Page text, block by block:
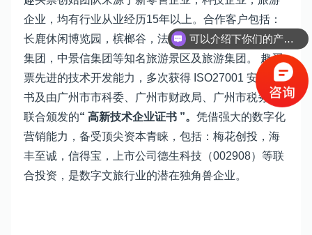
企业，均有行业从业经历15年以上。合作客户包括：
长鹿休闲博览园，槟榔谷，法门寺，曲江文旅，祥源
集团，中景信集团等知名旅游景区及旅游集团。 趣买
票先进的技术开发能力，多次获得 ISO27001 安全证
书及由广州市市科委、广州市财政局、广州市税务局
联合颁发的“ 高新技术企业证书 ”。 凭借强大的数字化
营销能力，备受顶尖资本青睐，包括：梅花创投，海
丰至诚，信得宝，上市公司德生科技（002908）等联
合投资， 是数字文旅行业的潜在独角兽企业。
可以介绍下你们的产品么？